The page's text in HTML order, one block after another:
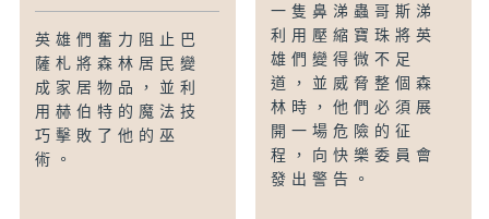
英雄們奮力阻止巴
薩札將森林居民變
成家居物品，並利
用赫伯特的魔法技
巧擊敗了他的巫
術。
一隻鼻涕蟲哥斯涕
利用壓縮寶珠將英
雄們變得微不足
道，並威脅整個森
林時，他們必須展
開一場危險的征
程，向快樂委員會
發出警告。